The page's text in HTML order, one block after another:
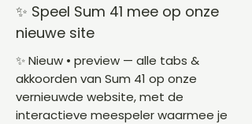
✨ Speel Sum 41 mee op onze
nieuwe site
✨ Nieuw • preview — alle tabs &
akkoorden van Sum 41 op onze
vernieuwde website, met de
interactieve meespeler waarmee je